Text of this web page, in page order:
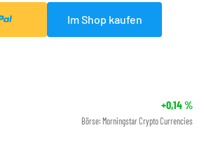
Im Shop kaufen
+0,14%
Börse: Morningstar Crypto Currencies